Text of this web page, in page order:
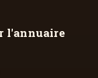
l'annuaire